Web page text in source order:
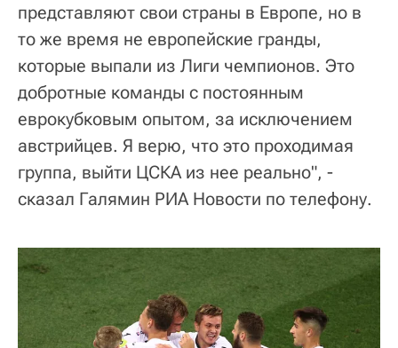
представляют свои страны в Европе, но в
то же время не европейские гранды,
которые выпали из Лиги чемпионов. Это
добротные команды с постоянным
еврокубковым опытом, за исключением
австрийцев. Я верю, что это проходимая
группа, выйти ЦСКА из нее реально", -
сказал Галямин РИА Новости по телефону.